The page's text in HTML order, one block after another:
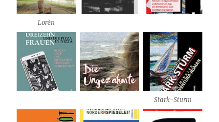
Lorèn
Stark-Sturm